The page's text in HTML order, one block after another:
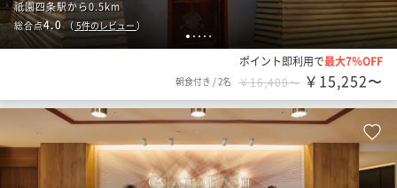
1 2 3 4 5
祇園四条駅から0.5km
総合点4.0（5件のレビュー ）
ポイント即利用で最大7％OFF
朝食付き /2名 ￥16,400〜 ￥15,252〜